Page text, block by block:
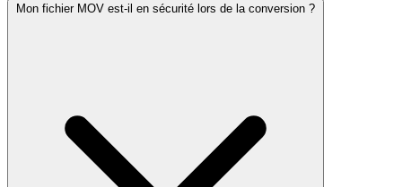
Mon fichier MOV est-il en sécurité lors de la conversion ?